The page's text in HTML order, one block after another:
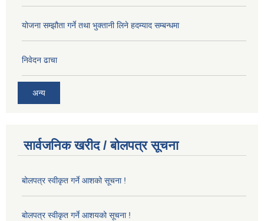
योजना सम्झौता गर्ने तथा भुक्तानी लिने हदम्याद सम्बन्धमा
निवेदन ढाचा
अन्य
सार्वजनिक खरीद / बोलपत्र सूचना
बोलपत्र स्वीकृत गर्ने आशको सूचना !
बोलपत्र स्वीकृत गर्ने आशयको सूचना !